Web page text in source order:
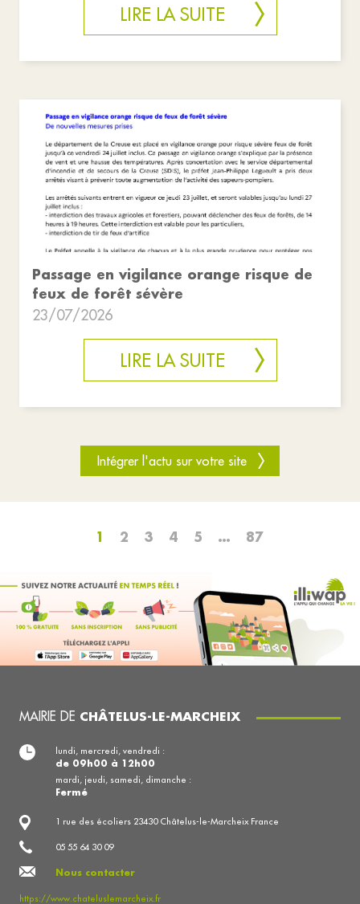
LIRE LA SUITE
Passage en vigilance orange risque de
feux de forêt sévère
23/07/2026
LIRE LA SUITE
Intégrer l'actu sur votre site
1 2 3 4 5 … 87
MAIRIE DE CHÂTELUS-LE-MARCHEIX
1 rue des écoliers 23430 Châtelus-le-Marcheix France
05 55 64 30 09
Nous contacter
https://www.chateluslemarcheix.fr
lundi, mercredi, vendredi :
de 09h00 à 12h00
mardi, jeudi, samedi, dimanche :
Fermé